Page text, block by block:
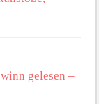
gelesen –